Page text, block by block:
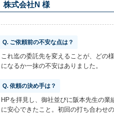
株式会社N 様
Q. ご依頼前の不安な点は？
これ迄の委託先を変えることが、どの様
になるか一抹の不安はありました。
Q. 依頼の決め手は？
HPを拝見し、御社並びに阪本先生の業
に安心できたこと。初回の打ち合わせの